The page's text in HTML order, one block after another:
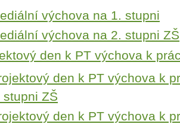
výchova na 1. stupni
výchova na 2. stupni ZŠ
den k PT výchova k
den k PT výchova k
stupni ZŠ
den k PT výchova k